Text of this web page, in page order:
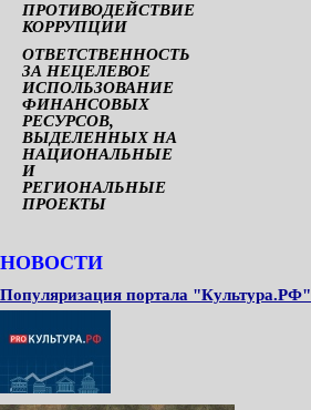
ПРОТИВОДЕЙСТВИЕ
КОРРУПЦИИ
ОТВЕТСТВЕННОСТЬ
ЗА НЕЦЕЛЕВОЕ
ИСПОЛЬЗОВАНИЕ
ФИНАНСОВЫХ
РЕСУРСОВ,
ВЫДЕЛЕННЫХ НА
НАЦИОНАЛЬНЫЕ
И
РЕГИОНАЛЬНЫЕ
ПРОЕКТЫ
НОВОСТИ
Популяризация портала "Культура.РФ"